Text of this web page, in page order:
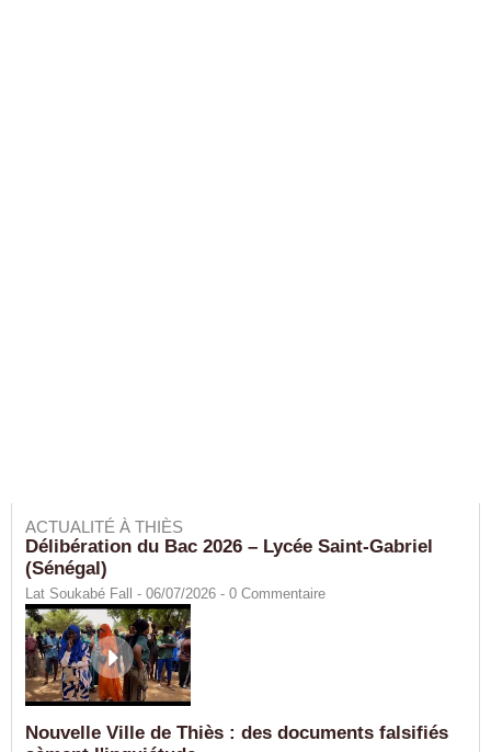
ACTUALITÉ À THIÈS
Délibération du Bac 2026 – Lycée Saint-Gabriel
(Sénégal)
Lat Soukabé Fall - 06/07/2026 - 0 Commentaire
Nouvelle Ville de Thiès : des documents falsifiés